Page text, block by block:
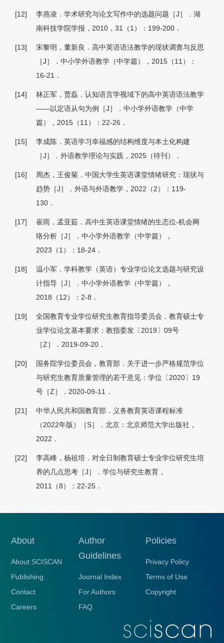
[12]
李燕凌．学术研究与论文写作中的选题问题［J］．湖
南科技学院学报，2010，31（1）：199-200．
[13]
宋黎明，董新良．高中英语语法教学的现状调查与反思
［J］．中小学外语教学（中学篇），2015（11）：
16-21．
[14]
林正军，贾磊．认知语言学视域下的高中英语语法教学
——以定语从句为例［J］．中小学外语教学（中学
篇），2015（11）：22-26．
[15]
李成陈．英语学习幸福感的结构维度与本土化构建
［J］．外语教学理论与实践，2025（待刊）．
[16]
周杰，王俊菊．中国大学生英语课堂情绪研究：现状与
趋势［J］．外语与外语教学，2022（2）：119-
130．
[17]
崔雨，孟亚茹．高中生英语课堂情绪的生态位-机会网
络分析［J］．中小学外语教学（中学篇），
2023（1）：18-24．
[18]
温小军．学科教学（英语）专业学位论文选题与研究设
计指导［J］．中小学外语教学（中学篇），
2018（12）：2-8．
[19]
全国教育专业学位研究生教育指导委员会．教育硕士专
业学位论文基本要求：教指委发〔2019〕09号
［Z］．2019-09-20．
[20]
国务院学位委员会，教育部．关于进一步严格规范学位
与研究生教育质量管理的若干意见：学位〔2020〕19
号［Z］．2020-09-11．
[21]
中华人民共和国教育部．义务教育英语课程标准
（2022年版）［S］．北京：北京师范大学出版社，
2022．
[22]
李高峰，杨祖培．对全日制教育硕士专业学位研究生培
养的几点思考［J］．学位与研究生教育，
2011（8）：22-25．
About
About SCISCAN
Publishing
Contact
Careers
Author
Guidelines
Journal Index
For Authors
FAQ
Policies
Privacy Policy
Terms of Use
Copyright